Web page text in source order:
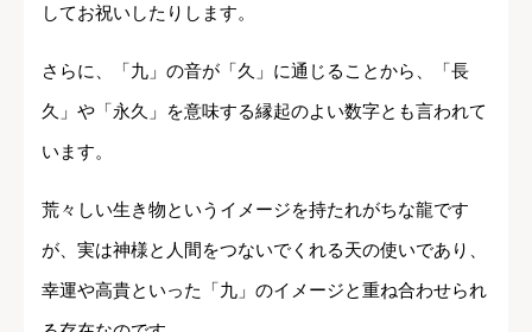
してお祝いしたりします。
さらに、「九」の音が「久」に通じることから、「長
久」や「永久」を意味する縁起のよい数字とも言われて
います。
荒々しい生き物というイメージを持たれがちな龍です
が、実は神様と人間をつないでくれる天の使いであり、
幸運や高貴といった「九」のイメージと重ね合わせられ